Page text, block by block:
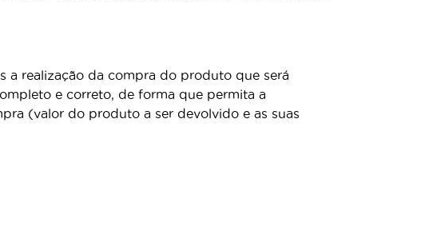
a realização da compra do produto que será
e correto, de forma que permita a
(valor do produto a ser devolvido e as suas